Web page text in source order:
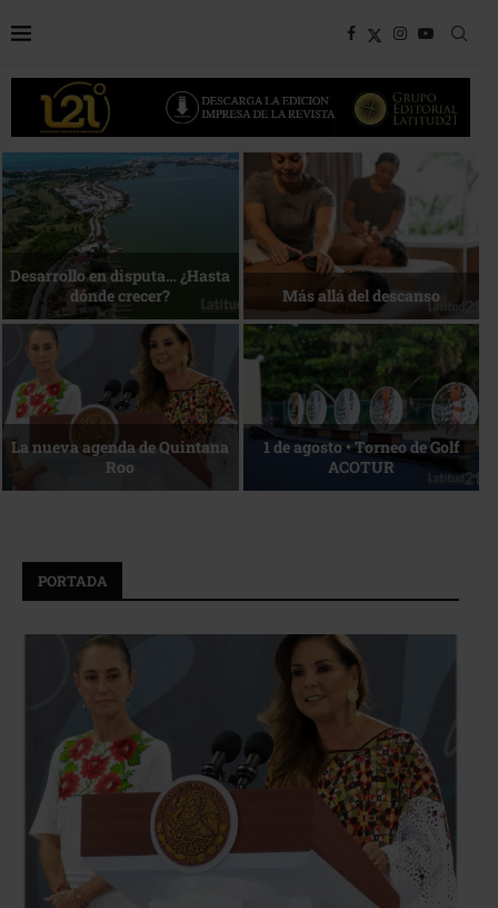
Bottega, un viaje servido a la
mesa
Energía que Impulsa la
competitividad
Reconocimiento de viajeros La esencia del servicio
PORTADA